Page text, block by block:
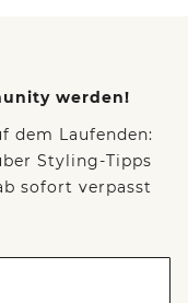
werden!
dem Laufenden:
Styling-Tipps
sofort verpasst